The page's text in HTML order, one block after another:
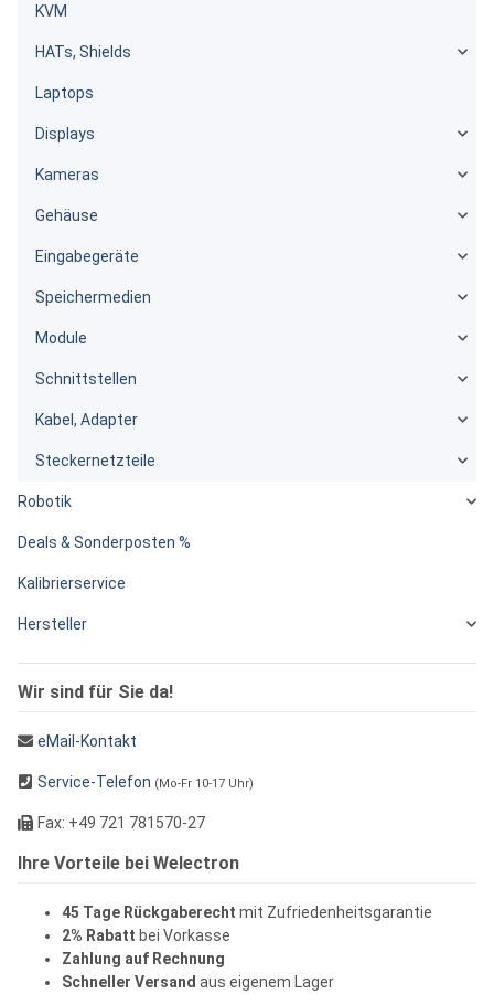
KVM
HATs, Shields
Laptops
Displays
Kameras
Gehäuse
Eingabegeräte
Speichermedien
Module
Schnittstellen
Kabel, Adapter
Steckernetzteile
Robotik
Deals & Sonderposten %
Kalibrierservice
Hersteller
Wir sind für Sie da!
eMail-Kontakt
Service-Telefon (Mo-Fr 10-17 Uhr)
Fax: +49 721 781570-27
Ihre Vorteile bei Welectron
45 Tage Rückgaberecht mit Zufriedenheitsgarantie
2% Rabatt bei Vorkasse
Zahlung auf Rechnung
Schneller Versand aus eigenem Lager